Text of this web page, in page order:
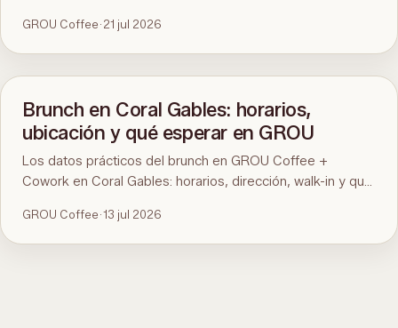
prueba de noventa segundos y GROU Coffee + Cowork
en Coral Gables como ejemplo, con horarios, dirección y
qué pedir.
GROU Coffee·21 jul 2026
Brunch en Coral Gables: horarios,
ubicación y qué esperar en GROU
Los datos prácticos del brunch en GROU Coffee +
Cowork en Coral Gables: horarios, dirección, walk-in y qué
guía del mejor brunch de Miami.
GROU Coffee·13 jul 2026